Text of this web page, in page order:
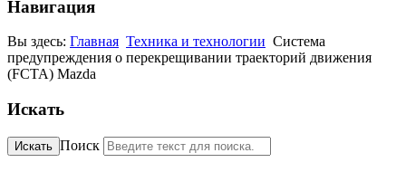
Навигация
Вы здесь: Главная Техника и технологии Система
предупреждения о перекрещивании траекторий движения
(FCTA) Mazda
Искать
Искать Поиск